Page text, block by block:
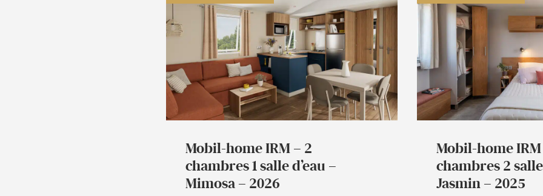
Mobil-home IRM – 2
chambres 1 salle d’eau –
Mimosa – 2026
Mobil-home
chambres 2
Jasmin – 2025